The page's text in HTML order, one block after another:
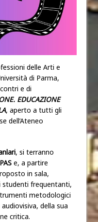
delle Arti e
di Parma,
e di
EDUCAZIONE
, aperto a tutti gli
dell’Ateneo
, si terranno
e, a partire
in sala,
studenti frequentanti,
metodologici
audiovisiva, della sua
critica.